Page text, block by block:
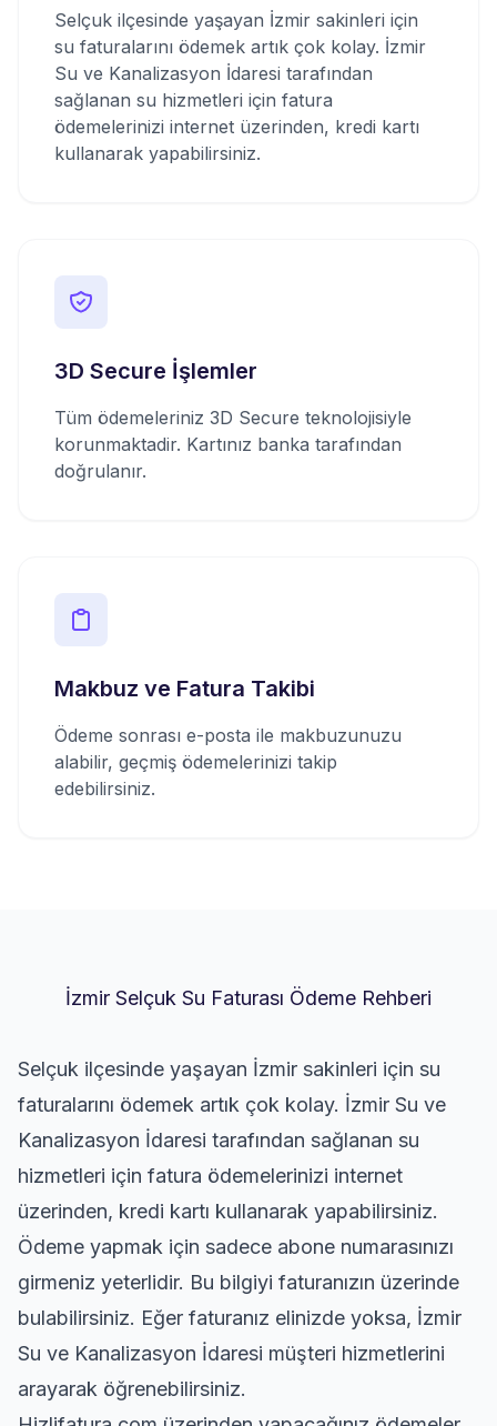
Selçuk ilçesinde yaşayan İzmir sakinleri için
su faturalarını ödemek artık çok kolay. İzmir
Su ve Kanalizasyon İdaresi tarafından
sağlanan su hizmetleri için fatura
ödemelerinizi internet üzerinden, kredi kartı
kullanarak yapabilirsiniz.
3D Secure İşlemler
Tüm ödemeleriniz 3D Secure teknolojisiyle
korunmaktadir. Kartınız banka tarafından
doğrulanır.
Makbuz ve Fatura Takibi
Ödeme sonrası e-posta ile makbuzunuzu
alabilir, geçmiş ödemelerinizi takip
edebilirsiniz.
İzmir Selçuk Su Faturası Ödeme Rehberi
Selçuk ilçesinde yaşayan İzmir sakinleri için su
faturalarını ödemek artık çok kolay. İzmir Su ve
Kanalizasyon İdaresi tarafından sağlanan su
hizmetleri için fatura ödemelerinizi internet
üzerinden, kredi kartı kullanarak yapabilirsiniz.
Ödeme yapmak için sadece abone numarasınızı
girmeniz yeterlidir. Bu bilgiyi faturanızın üzerinde
bulabilirsiniz. Eğer faturanız elinizde yoksa, İzmir
Su ve Kanalizasyon İdaresi müşteri hizmetlerini
arayarak öğrenebilirsiniz.